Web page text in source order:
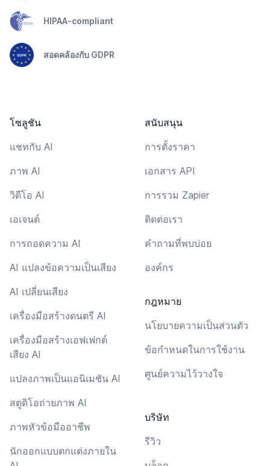
HIPAA-compliant
สอดคล้องกับ GDPR
โซลูชัน
แชทกับ AI
ภาพ AI
วิดีโอ AI
เอเจนต์
การถอดความ AI
AI แปลงข้อความเป็นเสียง
AI เปลี่ยนเสียง
เครื่องมือสร้างดนตรี AI
เครื่องมือสร้างเอฟเฟกต์
เสียง AI
แปลงภาพเป็นแอนิเมชัน AI
สตูดิโอถ่ายภาพ AI
ภาพหัวข้อมืออาชีพ
นักออกแบบตกแต่งภายใน
สนับสนุน
การตั้งราคา
เอกสาร API
การรวม Zapier
ติดต่อเรา
คำถามที่พบบ่อย
องค์กร
กฎหมาย
นโยบายความเป็นส่วนตัว
ข้อกำหนดในการใช้งาน
ศูนย์ความไว้วางใจ
บริษัท
รีวิว